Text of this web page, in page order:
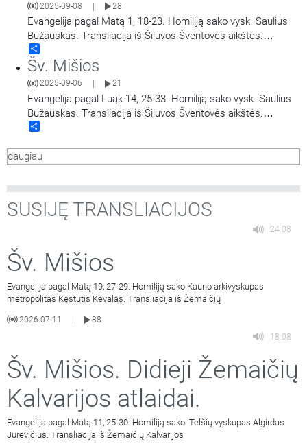
2025-09-08 | 28
Evangelija pagal Matą 1, 18-23. Homiliją sako vysk. Saulius
Bužauskas. Transliacija iš Šiluvos Šventovės aikštės.
Didieji Švč. Mergelės Marijos Gimimo atlaidai.
Šv. Mišios
2025-09-06 21
Evangelija pagal Luąk 14, 25-33. Homiliją sako vysk. Saulius
Bužauskas. Transliacija iš Šiluvos Šventovės aikštės.
Didieji Švč. Mergelės Marijos Gimimo atlaidai.
daugiau
SUSIJĘ TRANSLIACIJOS
24:08
Šv. Mišios
Evangelija pagal Matą 19, 27-29. Homiliją sako Kauno arkivyskupas
metropolitas Kęstutis Kėvalas. Transliacija iš Žemaičių
2026-07-11
88
18:08
Šv. Mišios. Didieji Žemaičių
Kalvarijos atlaidai.
Evangelija pagal Matą 11, 25-30. Homiliją sako Telšių vyskupas Algirdas
Jurevičius. Transliacija iš Žemaičių Kalvarijos